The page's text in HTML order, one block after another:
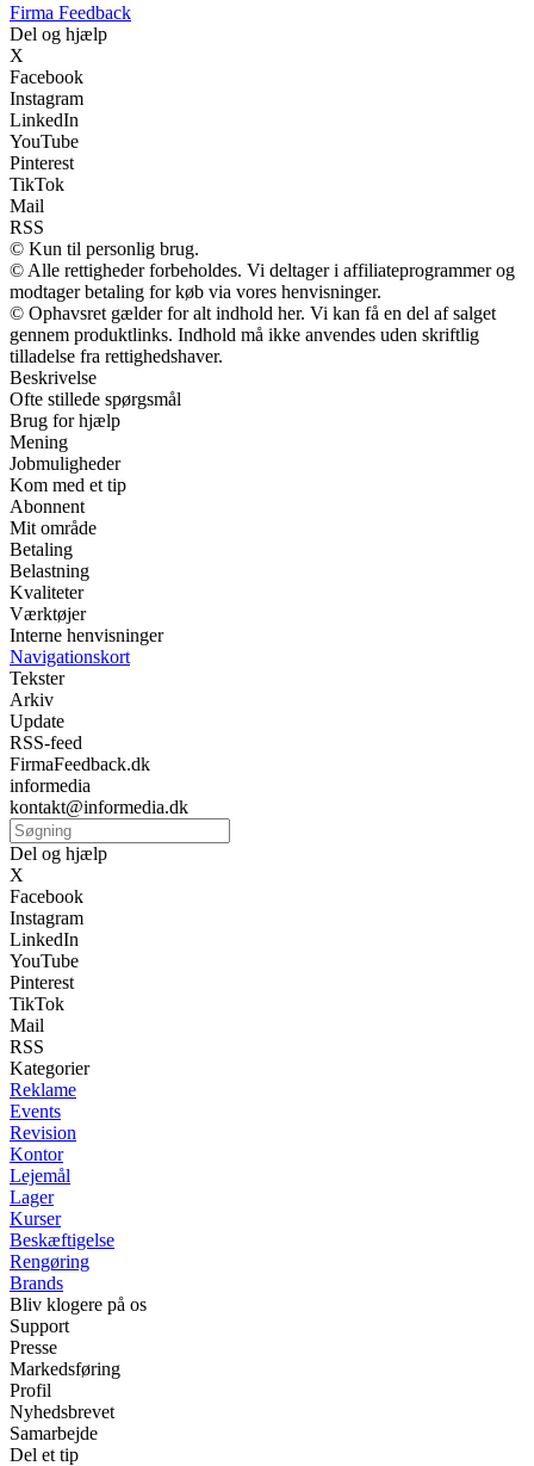
Firma Feedback
Del og hjælp
X
Facebook
Instagram
LinkedIn
YouTube
Pinterest
TikTok
Mail
RSS
© Kun til personlig brug.
© Alle rettigheder forbeholdes. Vi deltager i affiliateprogrammer og
modtager betaling for køb via vores henvisninger.
© Ophavsret gælder for alt indhold her. Vi kan få en del af salget
gennem produktlinks. Indhold må ikke anvendes uden skriftlig
tilladelse fra rettighedshaver.
Beskrivelse
Ofte stillede spørgsmål
Brug for hjælp
Mening
Jobmuligheder
Kom med et tip
Abonnent
Mit område
Betaling
Belastning
Kvaliteter
Værktøjer
Interne henvisninger
Navigationskort
Tekster
Arkiv
Update
RSS-feed
FirmaFeedback.dk
informedia
kontakt@informedia.dk
Del og hjælp
X
Facebook
Instagram
LinkedIn
YouTube
Pinterest
TikTok
Mail
RSS
Kategorier
Reklame
Events
Revision
Kontor
Lejemål
Lager
Kurser
Beskæftigelse
Rengøring
Brands
Bliv klogere på os
Support
Presse
Markedsføring
Profil
Nyhedsbrevet
Samarbejde
Del et tip